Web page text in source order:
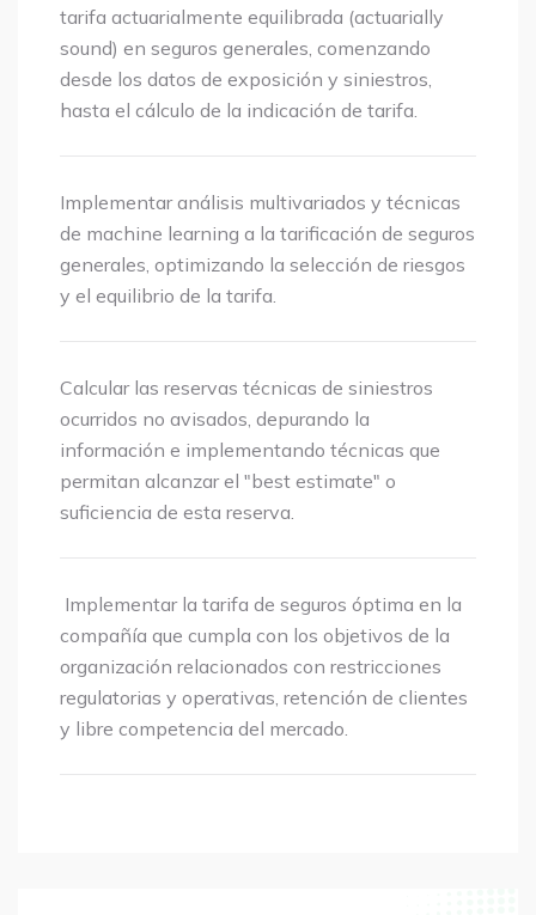
tarifa actuarialmente equilibrada (actuarially
sound) en seguros generales, comenzando
desde los datos de exposición y siniestros,
hasta el cálculo de la indicación de tarifa.
Implementar análisis multivariados y técnicas
de machine learning a la tarificación de seguros
generales, optimizando la selección de riesgos
y el equilibrio de la tarifa.
Calcular las reservas técnicas de siniestros
ocurridos no avisados, depurando la
información e implementando técnicas que
permitan alcanzar el "best estimate" o
suficiencia de esta reserva.
Implementar la tarifa de seguros óptima en la
compañía que cumpla con los objetivos de la
organización relacionados con restricciones
regulatorias y operativas, retención de clientes
y libre competencia del mercado.